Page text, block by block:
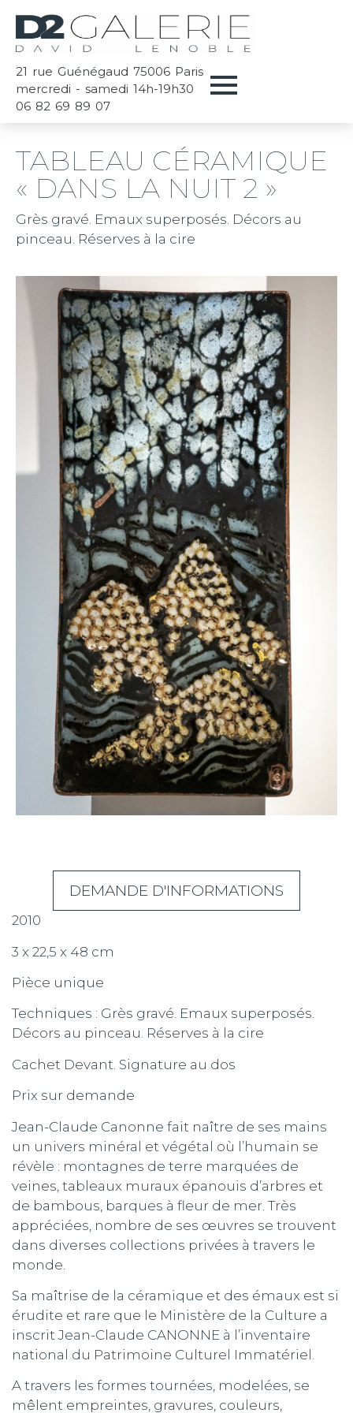
21 rue Guénégaud 75006 Paris
mercredi - samedi 14h-19h30
06 82 69 89 07
TABLEAU CÉRAMIQUE
« DANS LA NUIT 2 »
Grès gravé. Emaux superposés. Décors au
pinceau. Réserves à la cire
DEMANDE D'INFORMATIONS
2010
3 x 22,5 x 48 cm
Pièce unique
Techniques : Grès gravé. Emaux superposés.
Décors au pinceau. Réserves à la cire
Cachet Devant. Signature au dos
Prix sur demande
Jean-Claude Canonne fait naître de ses mains
un univers minéral et végétal où l’humain se
révèle : montagnes de terre marquées de
veines, tableaux muraux épanouis d’arbres et
de bambous, barques à fleur de mer. Très
appréciées, nombre de ses œuvres se trouvent
dans diverses collections privées à travers le
monde.
Sa maîtrise de la céramique et des émaux est si
érudite et rare que le Ministère de la Culture a
inscrit Jean-Claude CANONNE à l’inventaire
national du Patrimoine Culturel Immatériel.
A travers les formes tournées, modelées, se
mêlent empreintes, gravures, couleurs,